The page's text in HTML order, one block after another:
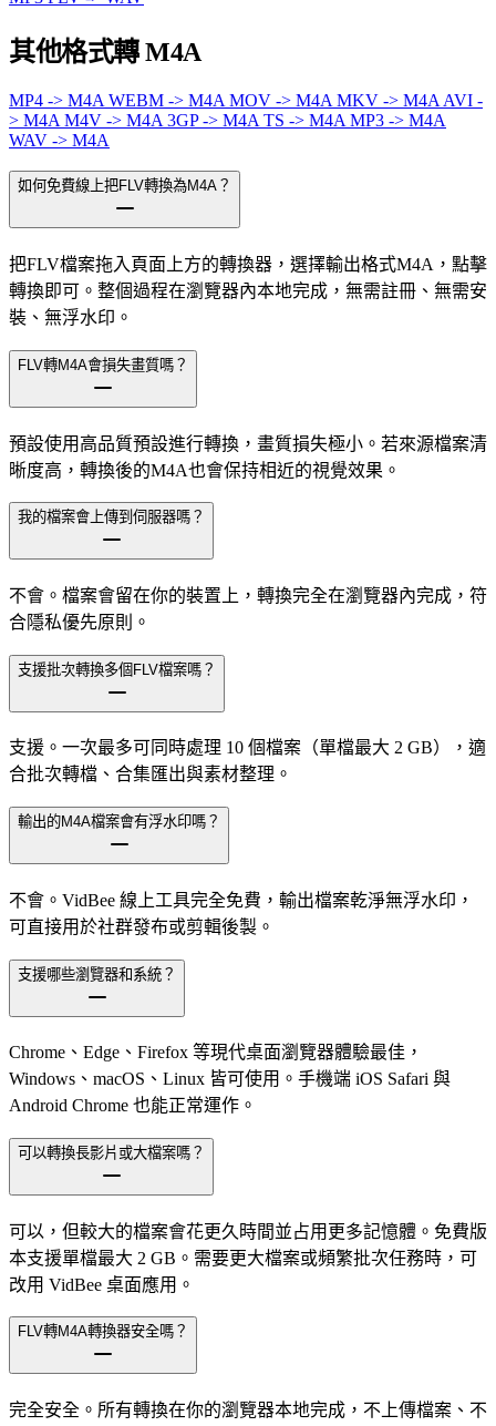
其他格式轉 M4A
MP4 -> M4A WEBM -> M4A MOV -> M4A MKV -> M4A AVI -
> M4A M4V -> M4A 3GP -> M4A TS -> M4A MP3 -> M4A
WAV -> M4A
如何免費線上把FLV轉換為M4A？
把FLV檔案拖入頁面上方的轉換器，選擇輸出格式M4A，點擊
轉換即可。整個過程在瀏覽器內本地完成，無需註冊、無需安
裝、無浮水印。
FLV轉M4A會損失畫質嗎？
預設使用高品質預設進行轉換，畫質損失極小。若來源檔案清
晰度高，轉換後的M4A也會保持相近的視覺效果。
我的檔案會上傳到伺服器嗎？
不會。檔案會留在你的裝置上，轉換完全在瀏覽器內完成，符
合隱私優先原則。
支援批次轉換多個FLV檔案嗎？
支援。一次最多可同時處理 10 個檔案（單檔最大 2 GB），適
合批次轉檔、合集匯出與素材整理。
輸出的M4A檔案會有浮水印嗎？
不會。VidBee 線上工具完全免費，輸出檔案乾淨無浮水印，
可直接用於社群發布或剪輯後製。
支援哪些瀏覽器和系統？
Chrome、Edge、Firefox 等現代桌面瀏覽器體驗最佳，
Windows、macOS、Linux 皆可使用。手機端 iOS Safari 與
Android Chrome 也能正常運作。
可以轉換長影片或大檔案嗎？
可以，但較大的檔案會花更久時間並占用更多記憶體。免費版
本支援單檔最大 2 GB。需要更大檔案或頻繁批次任務時，可
改用 VidBee 桌面應用。
FLV轉M4A轉換器安全嗎？
完全安全。所有轉換在你的瀏覽器本地完成，不上傳檔案、不